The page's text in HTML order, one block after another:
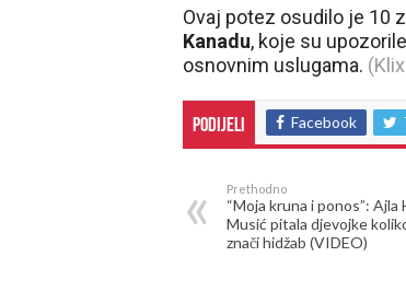
Ovaj potez osudilo je 10
Kanadu, koje su
osnovnim uslugama.
Podijeli Facebook
Prethodno
“Moja kruna i ponos”: Ajla
Musić pitala djevojke
znači hidžab (VIDEO)